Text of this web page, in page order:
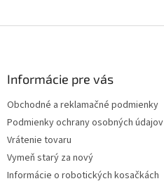
Informácie pre vás
Obchodné a reklamačné podmienky
Podmienky ochrany osobných údajov
Vrátenie tovaru
Vymeň starý za nový
Informácie o robotických kosačkách